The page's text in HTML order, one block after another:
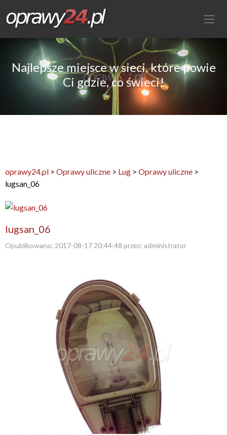
Najlepsze miejsce w sieci, które powie
Ci gdzie, co świeci!
oprawy24.pl > Oprawy uliczne > Lug > Oprawy uliczne >
lugsan_06
lugsan_06
Opublikowano: 2017-08-17 20:44:48 przez: administrator